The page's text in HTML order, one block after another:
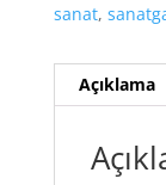
sanat,
Açıklama